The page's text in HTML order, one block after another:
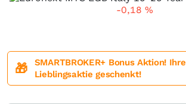
-0,18 %
🎁
SMARTBROKER+ Bonus Aktion! Ihre
Lieblingsaktie geschenkt!